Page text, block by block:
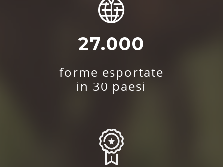
27.000
forme esportate
in 30 paesi